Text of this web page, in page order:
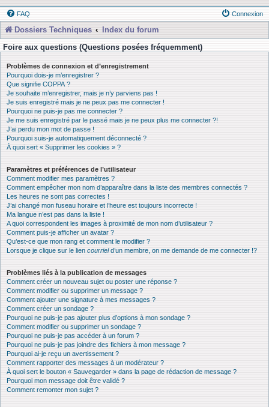
FAQ Connexion
Dossiers Techniques
Index du forum
Foire aux questions (Questions posées fréquemment)
Problèmes de connexion et d’enregistrement
Pourquoi dois-je m’enregistrer ?
Que signifie COPPA ?
Je souhaite m’enregistrer, mais je n’y parviens pas !
Je suis enregistré mais je ne peux pas me connecter !
Pourquoi ne puis-je pas me connecter ?
Je me suis enregistré par le passé mais je ne peux plus me connecter ?!
J’ai perdu mon mot de passe !
Pourquoi suis-je automatiquement déconnecté ?
À quoi sert « Supprimer les cookies » ?
Paramètres et préférences de l’utilisateur
Comment modifier mes paramètres ?
Comment empêcher mon nom d’apparaître dans la liste des membres connectés ?
Les heures ne sont pas correctes !
J’ai changé mon fuseau horaire et l’heure est toujours incorrecte !
Ma langue n’est pas dans la liste !
A quoi correspondent les images à proximité de mon nom d’utilisateur ?
Comment puis-je afficher un avatar ?
Qu’est-ce que mon rang et comment le modifier ?
Lorsque je clique sur le lien courrield’un membre, on me demande de me connecter !?
Problèmes liés à la publication de messages
Comment créer un nouveau sujet ou poster une réponse ?
Comment modifier ou supprimer un message ?
Comment ajouter une signature à mes messages ?
Comment créer un sondage ?
Pourquoi ne puis-je pas ajouter plus d’options à mon sondage ?
Comment modifier ou supprimer un sondage ?
Pourquoi ne puis-je pas accéder à un forum ?
Pourquoi ne puis-je pas joindre des fichiers à mon message ?
Pourquoi ai-je reçu un avertissement ?
Comment rapporter des messages à un modérateur ?
À quoi sert le bouton « Sauvegarder » dans la page de rédaction de message ?
Pourquoi mon message doit être validé ?
Comment remonter mon sujet ?